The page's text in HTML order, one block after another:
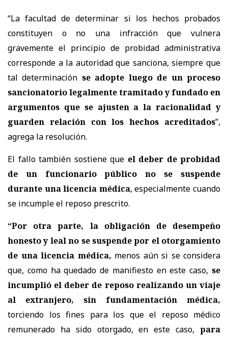
“La facultad de determinar si los hechos probados
constituyen o no una infracción que vulnera
gravemente el principio de probidad administrativa
corresponde a la autoridad que sanciona, siempre que
tal determinación se adopte luego de un proceso
sancionatorio legalmente tramitado y fundado en
argumentos que se ajusten a la racionalidad y
guarden relación con los hechos acreditados”,
agrega la resolución.
El fallo también sostiene que el deber de probidad
de un funcionario público no se suspende
durante una licencia médica, especialmente cuando
se incumple el reposo prescrito.
“Por otra parte, la obligación de desempeño
honesto y leal no se suspende por el otorgamiento
de una licencia médica, menos aún si se considera
que, como ha quedado de manifiesto en este caso, se
incumplió el deber de reposo realizando un viaje
al extranjero, sin fundamentación médica,
torciendo los fines para los que el reposo médico
remunerado ha sido otorgado, en este caso, para